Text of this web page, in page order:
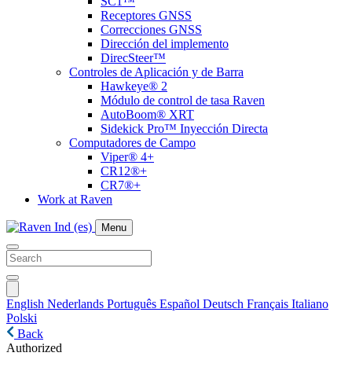
Receptores GNSS
Correcciones GNSS
Dirección del implemento
DirecSteer™
Controles de Aplicación y de Barra
Hawkeye® 2
Módulo de control de tasa Raven
AutoBoom® XRT
Sidekick Pro™ Inyección Directa
Computadores de Campo
Viper® 4+
CR12®+
CR7®+
Work at Raven
Menu
English Nederlands Português Español Deutsch Français Italiano
Polski
Back
Authorized